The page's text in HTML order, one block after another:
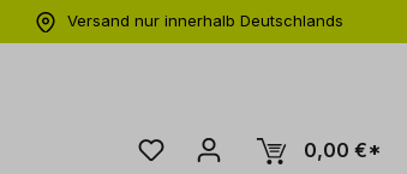
Versand nur innerhalb Deutschlands
0,00 €*